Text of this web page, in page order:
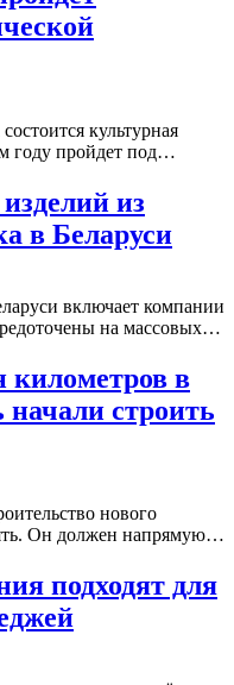
культурная
году пройдет под…
из
в Беларуси
включает компании
на массовых…
километров в
начали строить
нового
Он должен напрямую…
подходят для